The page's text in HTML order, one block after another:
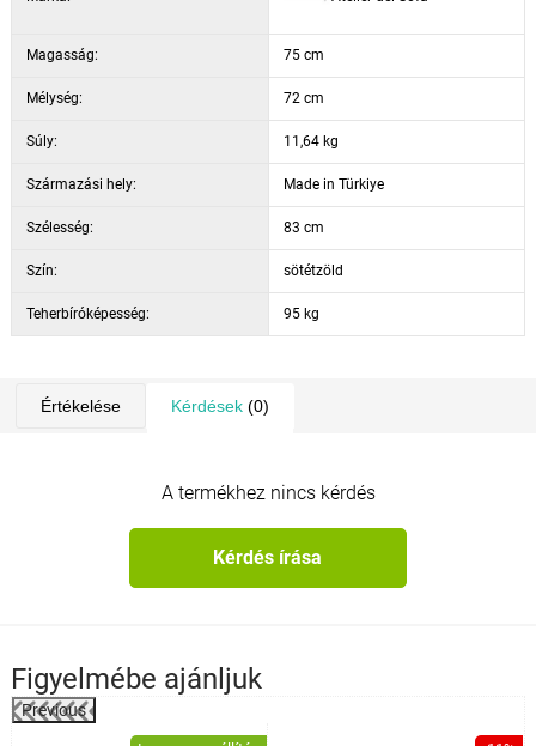
Szín: zöld
Magasság: 75 cm
Mélység: 72 cm
Súly: 11,64 kg
Származási hely: Made in Türkiye
Szélesség: 83 cm
Szín: sötétzöld
Teherbíróképesség: 95 kg
Értékelése Kérdések(0)
A termékhez nincs kérdés
Kérdés írása
Figyelmébe ajánljuk
Previous